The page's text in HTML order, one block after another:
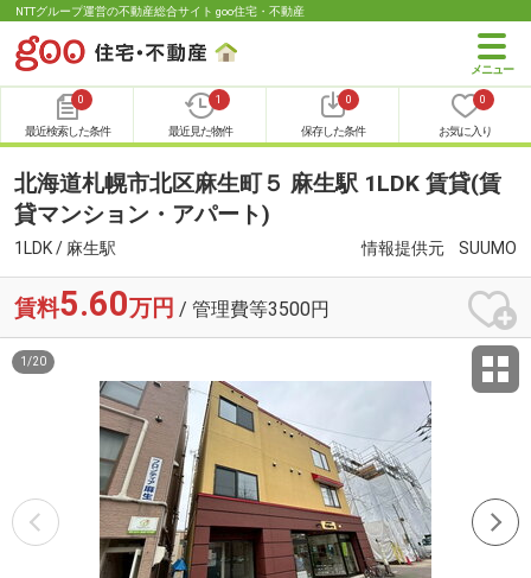
NTTグループ運営の不動産総合サイト goo住宅・不動産
0
最近検索した条件
1
最近見た物件
0
保存した条件
0
お気に入り
北海道札幌市北区麻生町５ 麻生駅 1LDK 賃貸(賃
貸マンション・アパート)
1LDK / 麻生駅 情報提供元 SUUMO
賃料5.60万円 / 管理費等3500円
1 /20